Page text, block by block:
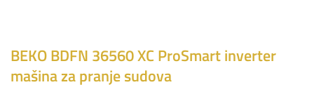
BEKO BDFN 36560 XC ProSmart inverter
mašina za pranje sudova